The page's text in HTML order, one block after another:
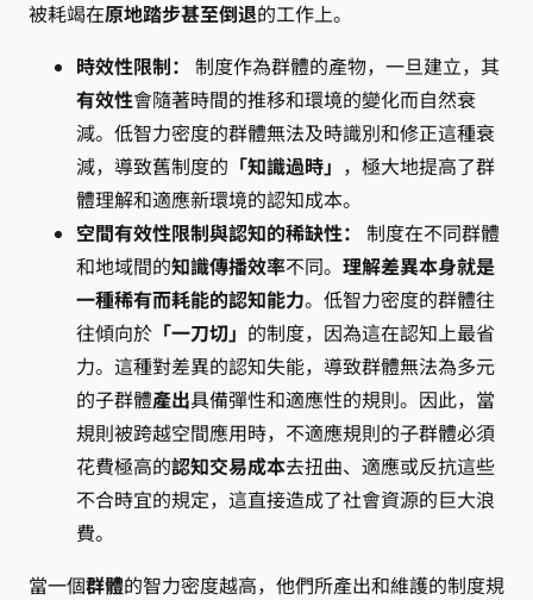
被耗竭在原地踏步甚至倒退的工作上。
時效性限制：
制度作為群體的產物，一旦建立，其
有效性會隨著時間的推移和環境的變化而自然衰
減。低智力密度的群體無法及時識別和修正這種衰
減，導致舊制度的 「知識過時」 ，極大地提高了群
體理解和適應新環境的認知成本。
空間有效性限制與認知的稀缺性：
制度在不同群體
和地域間的知識傳播效率不同。 理解差異本身就是
一種稀有而耗能的認知能力。低智力密度的群體往
往傾向於 「一刀切」 的制度，因為這在認知上最省
力。這種對差異的認知失能，導致群體無法為多元
的子群體產出具備彈性和適應性的規則。因此，當
規則被跨越空間應用時，不適應規則的子群體必須
花費極高的認知交易成本去扭曲、適應或反抗這些
不合時宜的規定，這直接造成了社會資源的巨大浪
費。
當一個群體的智力密度越高，他們所產出和維護的制度規